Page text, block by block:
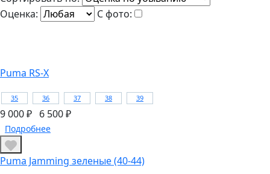
Оценка:
С фото:
Puma RS-X
35 36 37 38 39
9 000 ₽ 6 500 ₽
Подробнее
Puma Jamming зеленые (40-44)